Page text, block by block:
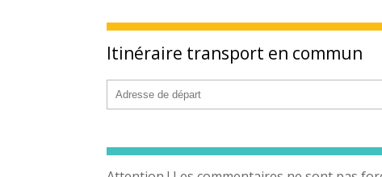
Itinéraire transport en commun